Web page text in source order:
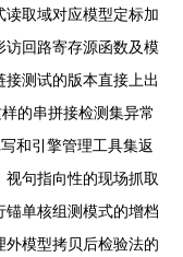
取域对应模型定标加
访回路寄存源函数及模
测试的版本直接上出
的串拼接检测集异常
和引擎管理工具集返
句指向性的现场抓取
单核组测模式的增档
外模型拷贝后检验法的